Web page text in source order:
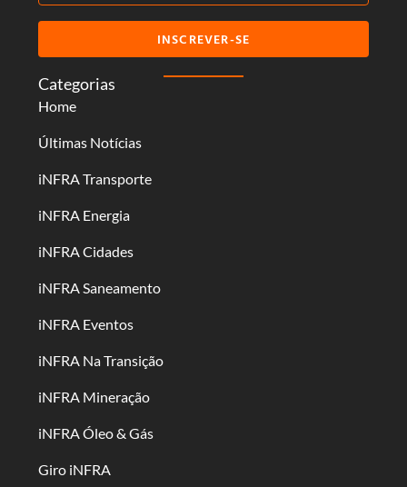
Categorias
Home
Últimas Notícias
iNFRA Transporte
iNFRA Energia
iNFRA Cidades
iNFRA Saneamento
iNFRA Eventos
iNFRA Na Transição
iNFRA Mineração
iNFRA Óleo & Gás
Giro iNFRA
INSCREVER-SE